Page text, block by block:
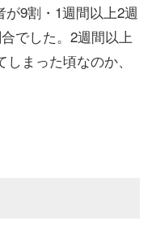
9割・1週間以上2週
でした。2週間以上
まった頃なのか、